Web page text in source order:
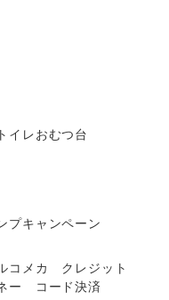
イレおむつ台
キャンペーン
コメカ クレジット
ー コード決済